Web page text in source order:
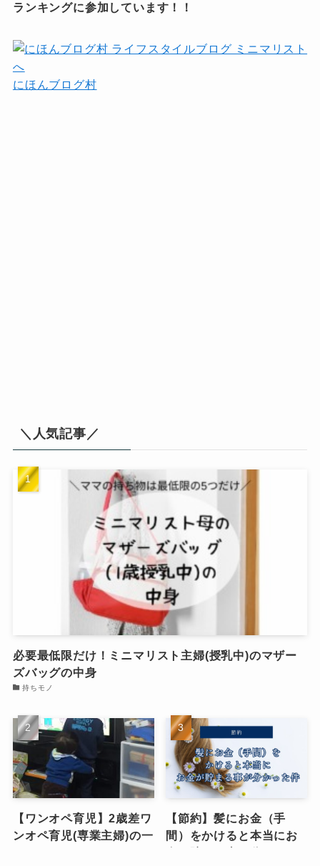
ランキングに参加しています！！
にほんブログ村
＼人気記事／
必要最低限だけ！ミニマリスト主婦(授乳中)のマザー
ズバッグの中身
持ちモノ
【ワンオペ育児】2歳差ワ
ンオペ育児(専業主婦)の一
【節約】髪にお金（手
間）をかけると本当にお